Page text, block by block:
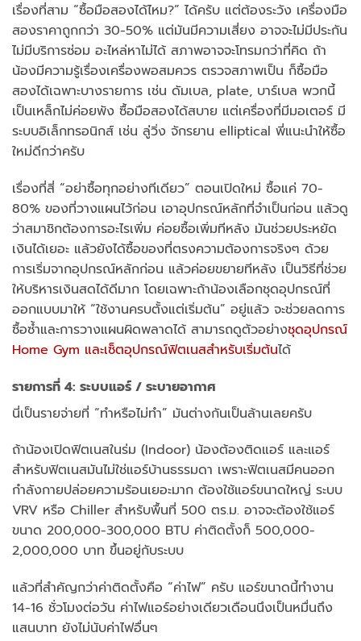
เรื่องที่สาม “ซื้อมือสองได้ไหม?” ได้ครับ แต่ต้องระวัง เครื่องมือ
สองราคาถูกกว่า 30-50% แต่มันมีความเสี่ยง อาจจะไม่มีประกัน
ไม่มีบริการซ่อม อะไหล่หาไม่ได้ สภาพอาจจะโทรมกว่าที่คิด ถ้า
น้องมีความรู้เรื่องเครื่องพอสมควร ตรวจสภาพเป็น ก็ซื้อมือ
สองได้เฉพาะบางรายการ เช่น ดัมเบล, plate, บาร์เบล พวกนี้
เป็นเหล็กไม่ค่อยพัง ซื้อมือสองได้สบาย แต่เครื่องที่มีมอเตอร์ มี
ระบบอิเล็กทรอนิกส์ เช่น ลู่วิ่ง จักรยาน elliptical พี่แนะนำให้ซื้อ
ใหม่ดีกว่าครับ
เรื่องที่สี่ “อย่าซื้อทุกอย่างทีเดียว” ตอนเปิดใหม่ ซื้อแค่ 70-
80% ของที่วางแผนไว้ก่อน เอาอุปกรณ์หลักที่จำเป็นก่อน แล้วดู
ว่าสมาชิกต้องการอะไรเพิ่ม ค่อยซื้อเพิ่มทีหลัง มันช่วยประหยัด
เงินได้เยอะ แล้วยังได้ซื้อของที่ตรงความต้องการจริงๆ ด้วย
การเริ่มจากอุปกรณ์หลักก่อน แล้วค่อยขยายทีหลัง เป็นวิธีที่ช่วย
ให้บริหารเงินสดได้ดีมาก โดยเฉพาะถ้าน้องเลือกชุดอุปกรณ์ที่
ออกแบบมาให้ “ใช้งานครบตั้งแต่เริ่มต้น” อยู่แล้ว จะช่วยลดการ
ซื้อซ้ำและการวางแผนผิดพลาดได้ สามารถดูตัวอย่างชุดอุปกรณ์
Home Gym และเซ็ตอุปกรณ์ฟิตเนสสำหรับเริ่มต้นได้
รายการที่ 4: ระบบแอร์ / ระบายอากาศ
นี่เป็นรายจ่ายที่ “ทำหรือไม่ทำ” มันต่างกันเป็นล้านเลยครับ
ถ้าน้องเปิดฟิตเนสในร่ม (Indoor) น้องต้องติดแอร์ และแอร์
สำหรับฟิตเนสมันไม่ใช่แอร์บ้านธรรมดา เพราะฟิตเนสมีคนออก
กำลังกายปล่อยความร้อนเยอะมาก ต้องใช้แอร์ขนาดใหญ่ ระบบ
VRV หรือ Chiller สำหรับพื้นที่ 500 ตร.ม. อาจจะต้องใช้แอร์
ขนาด 200,000-300,000 BTU ค่าติดตั้งก็ 500,000-
2,000,000 บาท ขึ้นอยู่กับระบบ
แล้วที่สำคัญกว่าค่าติดตั้งคือ “ค่าไฟ” ครับ แอร์ขนาดนี้ทำงาน
14-16 ชั่วโมงต่อวัน ค่าไฟแอร์อย่างเดียวเดือนนึงเป็นหมื่นถึง
แสนบาท ยังไม่นับค่าไฟอื่นๆ